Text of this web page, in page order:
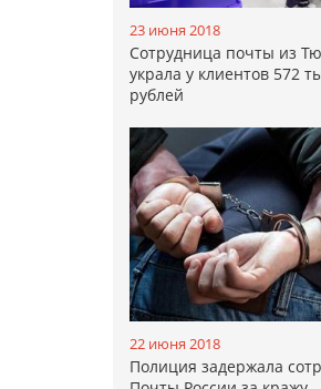
23 июня 2018
Сотрудница почты из
украла у клиентов 572
рублей
22 июня 2018
Полиция задержала